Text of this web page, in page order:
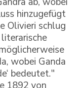
hinzugefügt
Olivieri schlug
wobei Ganda
bedeutet."